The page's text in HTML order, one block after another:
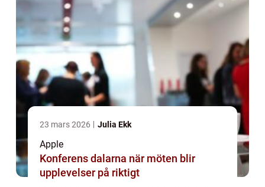
23 mars 2026 Julia Ekk
Apple
Konferens dalarna när möten blir
upplevelser på riktigt